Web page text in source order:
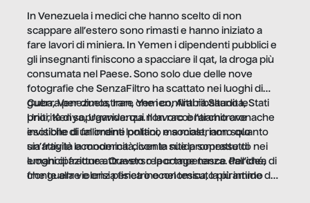
In Venezuela i medici che hanno scelto di non
scappare all’estero sono rimasti e hanno iniziato a
fare lavori di miniera. In Yemen i dipendenti pubblici e
gli insegnanti finiscono a spacciare il qat, la droga più
consumata nel Paese. Sono solo due delle nove
fotografie che SenzaFiltro ha scattato nei luoghi di
guerra per dimostrare che i conflitti ribaltano le
priorità di sopravvivenza. Il lavoro è l’architrave
invisibile di un ordine politico e sociale, non solo
un’attività economica: diventa nitida soprattutto nei
luoghi di frattura. Questo reportage nasce dall’idea
che guerre e crisi penetrino nel tessuto più intimo
Cuba, Venezuela, Iran, Yemen, Arabia Saudita, Stati
Uniti, Kenya, Uganda: qui non raccontiamo cronache
esotiche di fallimenti lontani, ma mostriamo quanto
sia fragile la modernità, con le sue promesse di
emancipazione attraverso la competenza. Perché, di
fronte alla violenza fisica o economica, la piramide del